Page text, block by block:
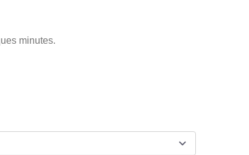
minutes.